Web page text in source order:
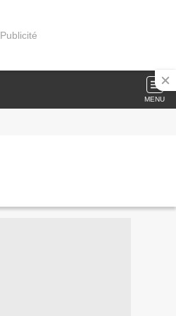
Publicité
MENU